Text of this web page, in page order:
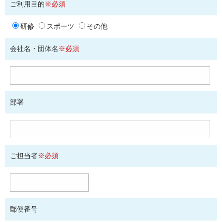
ご利用目的※必須
研修 スポーツ その他
会社名・団体名 ※必須
部署
ご担当者※必須
郵便番号